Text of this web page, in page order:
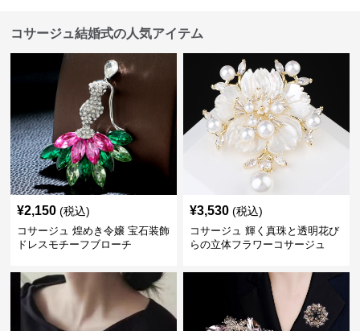
コサージュ結婚式の人気アイテム
¥2,150 (税込)
コサージュ 煌めき令嬢 宝石装飾
ドレスモチーフブローチ
¥3,530 (税込)
コサージュ 輝く真珠と透明花び
らの立体フラワーコサージュ